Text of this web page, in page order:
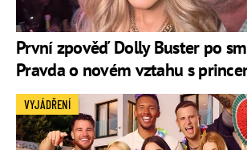
První zpověď Dolly Buster po
Pravda o novém vztahu s
VYJÁDŘENÍ